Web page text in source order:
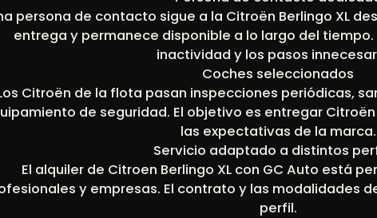
persona de contacto sigue a la Citroën Berlingo XL
entrega y permanece disponible a lo largo del
inactividad y los pasos
Coches seleccionados
Citroën de la flota pasan inspecciones periódicas,
de seguridad. El objetivo es entregar
las expectativas de la marca.
Servicio adaptado a distintos
El alquiler de Citroen Berlingo XL con GC Auto está
y empresas. El contrato y las modalidades
perfil.